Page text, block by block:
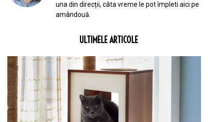
una din direcții, câta vreme le pot împleti aici pe
amândouă.
ULTIMELE ARTICOLE